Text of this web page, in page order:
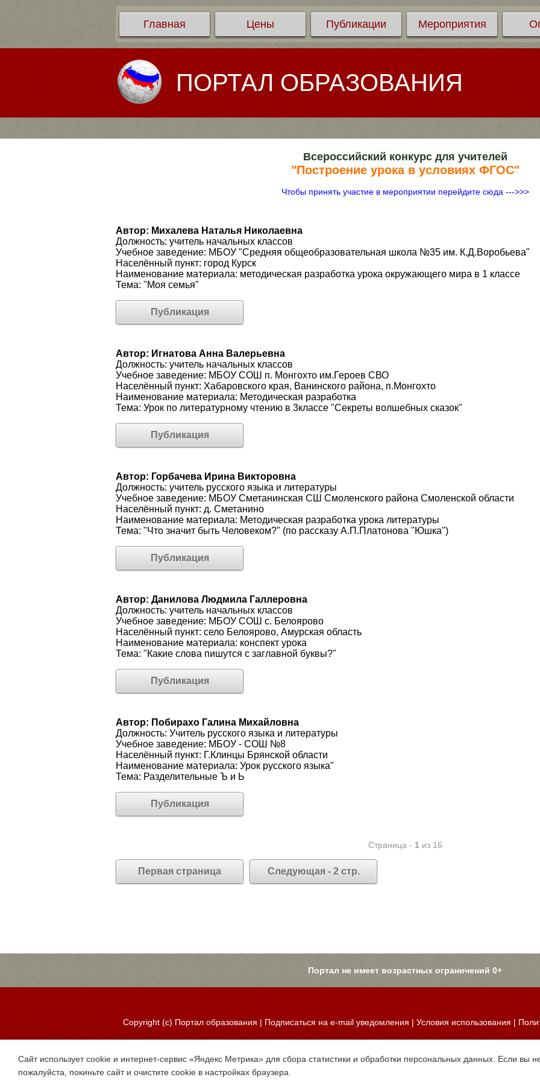
Главная Цены Публикации Мероприятия
ПОРТАЛ ОБРАЗОВАНИЯ
Всероссийский конкурс для учителей
"Построение урока в условиях ФГОС"
Чтобы принять участие в мероприятии перейдите сюда --->>>
Автор: Михалева Наталья Николаевна
Должность: учитель начальных классов
Учебное заведение: МБОУ "Средняя общеобразовательная школа №35 им. К.Д.Воробьева"
Населённый пункт: город Курск
Наименование материала: методическая разработка урока окружающего мира в 1 классе
Тема: "Моя семья"
Публикация
Автор: Игнатова Анна Валерьевна
Должность: учитель начальных классов
Учебное заведение: МБОУ СОШ п. Монгохто им.Героев СВО
Населённый пункт: Хабаровского края, Ванинского района, п.Монгохто
Наименование материала: Методическая разработка
Тема: Урок по литературному чтению в 3классе "Секреты волшебных сказок"
Публикация
Автор: Горбачева Ирина Викторовна
Должность: учитель русского языка и литературы
Учебное заведение: МБОУ Сметанинская СШ Смоленского района Смоленской области
Населённый пункт: д. Сметанино
Наименование материала: Методическая разработка урока литературы
Тема: "Что значит быть Человеком?" (по рассказу А.П.Платонова "Юшка")
Публикация
Автор: Данилова Людмила Галлеровна
Должность: учитель начальных классов
Учебное заведение: МБОУ СОШ с. Белоярово
Населённый пункт: село Белоярово, Амурская область
Наименование материала: конспект урока
Тема: "Какие слова пишутся с заглавной буквы?"
Публикация
Автор: Побирахо Галина Михайловна
Должность: Учитель русского языка и литературы
Учебное заведение: МБОУ - СОШ №8
Населённый пункт: Г.Клинцы Брянской области
Наименование материала: Урок русского языка"
Тема: Разделительные Ъ и Ь
Публикация
Страница - 1 из 16
Первая страница Следующая - 2 стр.
Портал не имеет возрастных ограничений 0+
Copyright (c) Портал образования | Подписаться на e-mail уведомления |Условия использования |
Сайт использует cookie и интернет-сервис «Яндекс Метрика» для сбора статистики и обработки персональных данных. Если вы
пожалуйста, покиньте сайт и очистите cookie в настройках браузера.